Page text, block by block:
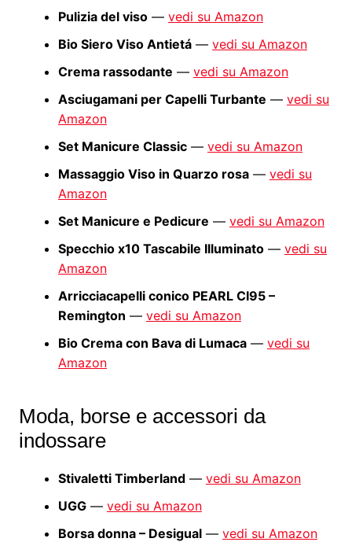
Pulizia del viso— vedi su Amazon
Bio Siero Viso Antietá— vedi su Amazon
Crema rassodante — vedi su Amazon
Asciugamani per Capelli Turbante — vedi su
Amazon
Set Manicure Classic— vedi su Amazon
Massaggio Viso in Quarzo rosa— vedi su
Amazon
Set Manicure e Pedicure — vedi su Amazon
Specchio x10 Tascabile Illuminato— vedi su
Amazon
Arricciacapelli conico PEARL CI95 –
Remington — vedi su Amazon
Bio Crema con Bava di Lumaca— vedi su
Amazon
Moda, borse e accessori da
indossare
Stivaletti Timberland— vedi su Amazon
UGG— vedi su Amazon
Borsa donna – Desigual— vedi su Amazon